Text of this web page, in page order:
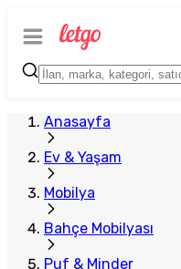
Anasayfa
Ev & Yaşam
Mobilya
Bahçe Mobilyası
Puf & Minder
Plus Satıcı